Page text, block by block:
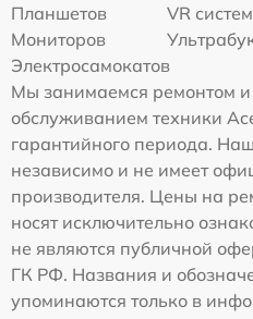
Планшетов
VR систем
Мониторов
Электросамокатов
Мы занимаемся ремонтом и
обслуживанием техники
гарантийного периода.
независимо и не имеет
производителя. Цены на
носят исключительно
не являются публичной
ГК РФ. Названия и
упоминаются только в